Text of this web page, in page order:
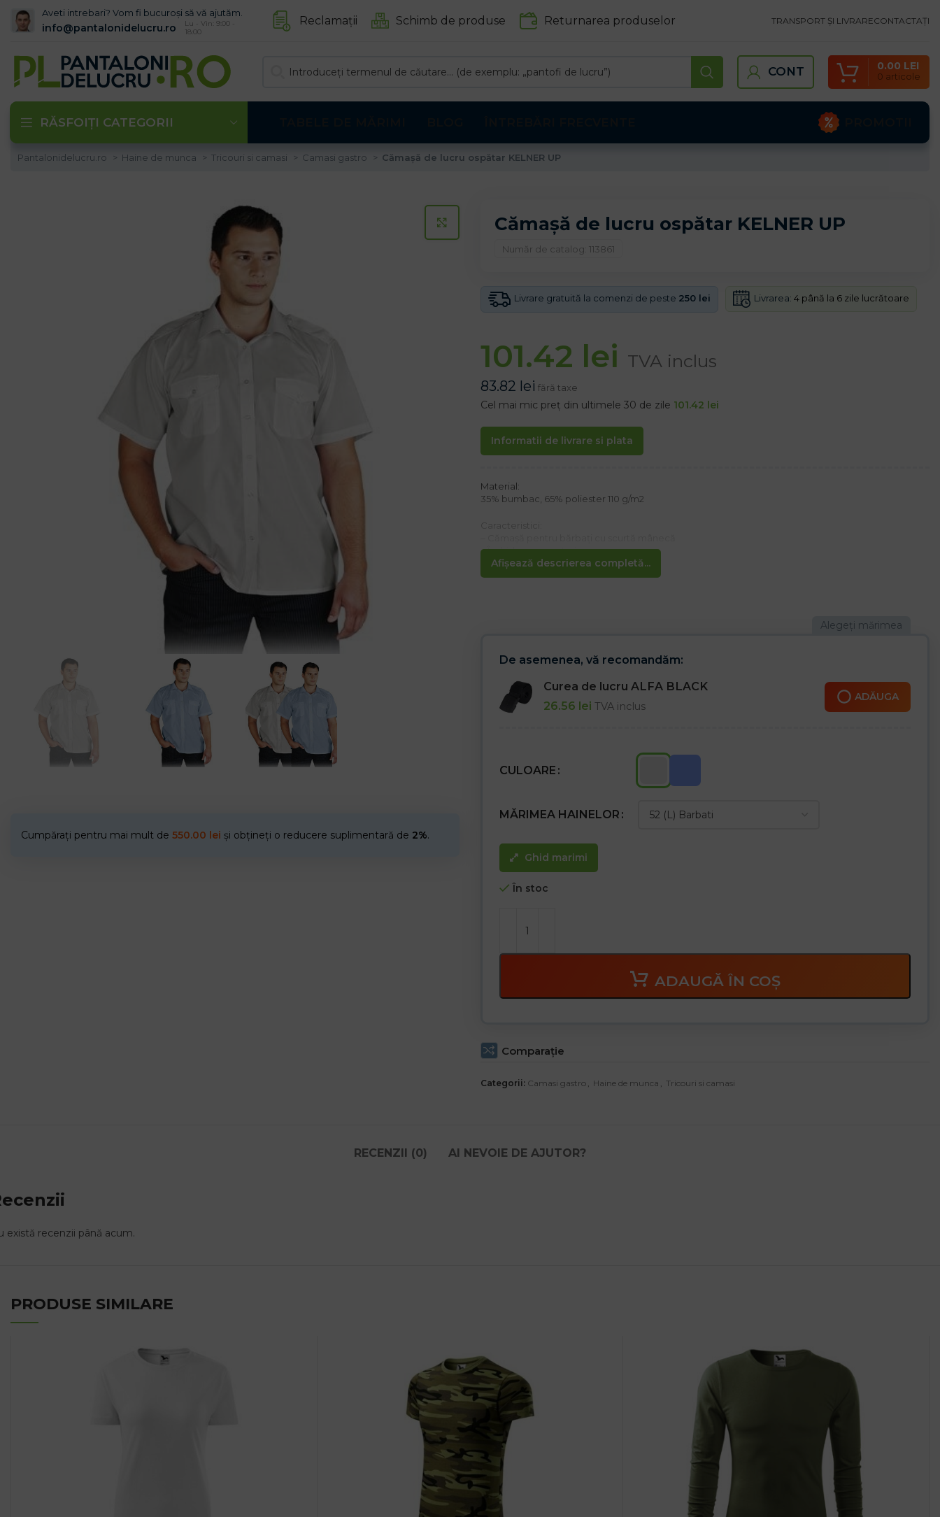
Aveti intrebari? Vom fi bucuroși să vă ajutăm.
info@pantalonidelucru.ro
Lu - Vin: 9:00 -
18:00
Reclamații Schimb de produse Returnarea produselor TRANSPORT ȘI LIVRARECONTACTAȚI
CONT 0 articole
0.00 LEI
RĂSFOIȚI CATEGORII
Pantalonidelucru.ro Haine de munca Tricouri si camasi Camasi gastro Cămașă de lucru ospătar KELNER UP
CLICK PENTRU A MARI
Cumpărați pentru mai mult de 550.00 lei și obțineți o reducere suplimentară de 2%.
Cămașă de lucru ospătar KELNER UP
Număr de catalog: 113861
Livrare gratuită la comenzi de peste 250 lei Livrarea: 4 până la 6 zile lucrătoare
101.42 lei TVA inclus
83.82 lei fără taxe
Cel mai mic preț din ultimele 30 de zile 101.42 lei
Informatii de livrare si plata
Afișează descrierea completă...
Material:
35% bumbac, 65% poliester 110 g/m2
– Închidere cu nasturi
– 2 buzunare la piept
De asemenea, vă recomandăm:
Curea de lucru ALFA BLACK
26.56 lei TVA inclus
ADĂUGA
CULOARE
MĂRIMEA HAINELOR
Ghid marimi
În stoc
ADAUGĂ ÎN COȘ
Comparaţie
Categorii: Camasi gastro , Haine de munca , Tricouri si camasi
RECENZII (0) AI NEVOIE DE AJUTOR?
există recenzii până acum.
PRODUSE SIMILARE